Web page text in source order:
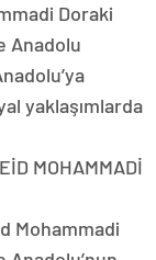
Doraki
Anadolu
yaklaşımlarda
MOHAMMADİ
Mohammadi